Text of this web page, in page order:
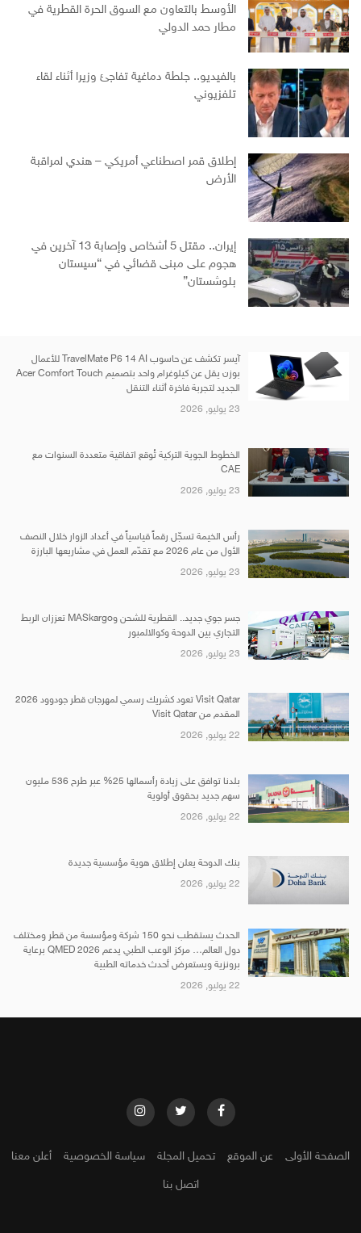
الأوسط بالتعاون مع السوق الحرة القطرية في
مطار حمد الدولي
بالفيديو.. جلطة دماغية تفاجئ وزيرا أثناء لقاء
تلفزيوني
إطلاق قمر اصطناعي أمريكي – هندي لمراقبة
الأرض
إيران.. مقتل 5 أشخاص وإصابة 13 آخرين في
هجوم على مبنى قضائي في “سيستان
بلوشستان”
آيسر تكشف عن حاسوب TravelMate P6 14 AI للأعمال
بوزن يقل عن كيلوغرام واحد بتصميم Acer Comfort Touch
الجديد لتجربة فاخرة أثناء التنقل
23 يوليو, 2026
الخطوط الجوية التركية تُوقع اتفاقية متعددة السنوات مع
CAE
23 يوليو, 2026
رأس الخيمة تسجّل رقماً قياسياً في أعداد الزوار خلال النصف
الأول من عام 2026 مع تقدّم العمل في مشاريعها البارزة
23 يوليو, 2026
جسر جوي جديد.. القطرية للشحن وMASkargo تعززان الربط
التجاري بين الدوحة وكوالالمبور
23 يوليو, 2026
Visit Qatar تعود كشريك رسمي لمهرجان قطر جودوود 2026
المقدم من Visit Qatar
22 يوليو, 2026
بلدنا توافق على زيادة رأسمالها 25% عبر طرح 536 مليون
سهم جديد بحقوق أولوية
22 يوليو, 2026
بنك الدوحة يعلن إطلاق هوية مؤسسية جديدة
22 يوليو, 2026
الحدث يستقطب نحو 150 شركة ومؤسسة من قطر ومختلف
دول العالم… مركز الوعب الطبي يدعم QMED 2026 برعاية
برونزية ويستعرض أحدث خدماته الطبية
22 يوليو, 2026
الصفحة الأولى عن الموقع تحميل المجلة سياسة الخصوصية أعلن معنا
اتصل بنا